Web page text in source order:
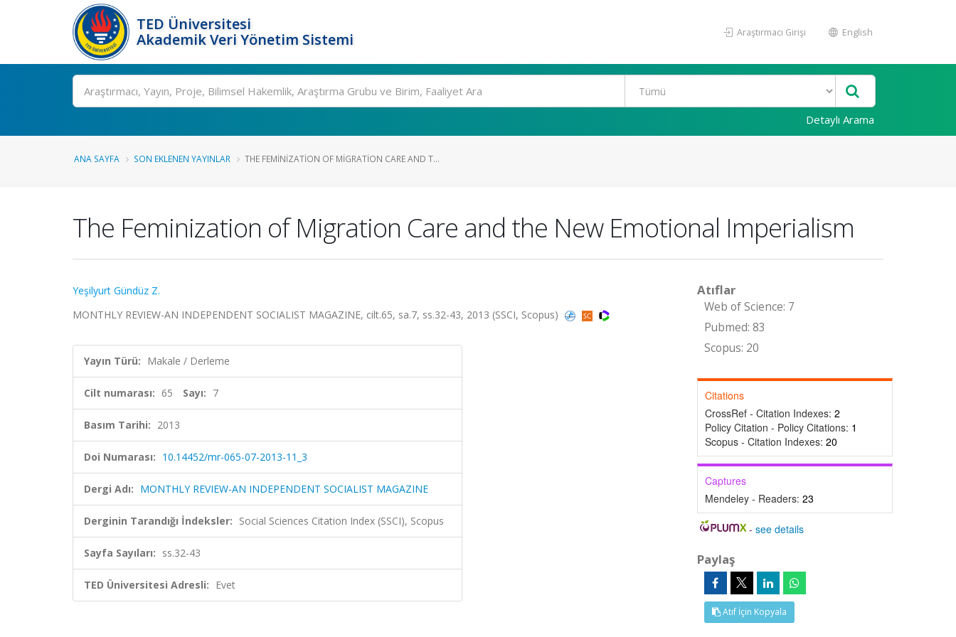
TED Üniversitesi
Akademik Veri Yönetim Sistemi
Araştırmacı Girişi English
Ara
Detaylı Arama
ANA SAYFA SON EKLENEN YAYINLAR THE FEMINIZATION OF MIGRATION CARE AND T...
The Feminization of Migration Care and the New Emotional Imperialism
Yeşilyurt Gündüz Z.
MONTHLY REVIEW-AN INDEPENDENT SOCIALIST MAGAZINE, cilt.65, sa.7, ss.32-43, 2013 (SSCI, Scopus)
Yayın Türü: Makale / Derleme
Cilt numarası: 65 Sayı: 7
Basım Tarihi: 2013
Doi Numarası: 10.14452/mr-065-07-2013-11_3
Dergi Adı: MONTHLY REVIEW-AN INDEPENDENT SOCIALIST MAGAZINE
Derginin Tarandığı İndeksler: Social Sciences Citation Index (SSCI), Scopus
Sayfa Sayıları: ss.32-43
TED Üniversitesi Adresli: Evet
Atıflar
Web of Science: 7
Pubmed: 83
Scopus: 20
Citations
CrossRef - Citation Indexes: 2
Policy Citation - Policy Citations: 1
Scopus - Citation Indexes: 20
Captures
Mendeley - Readers: 23
-see details
Paylaş
Atıf İçin Kopyala